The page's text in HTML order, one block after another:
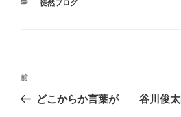
カ
徒然ブログ
投
前
の
前
どこからか言葉が 谷川俊太